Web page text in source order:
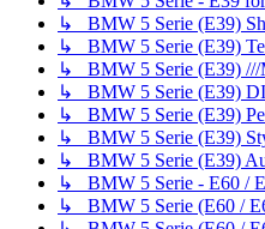
↳ BMW 5 Serie (E39)
↳ BMW 5 Serie (E39)
↳ BMW 5 Serie (E39) ///
↳ BMW 5 Serie (E39)
↳ BMW 5 Serie (E39)
↳ BMW 5 Serie (E39)
↳ BMW 5 Serie (E39)
↳ BMW 5 Serie - E60 /
↳ BMW 5 Serie (E60 /